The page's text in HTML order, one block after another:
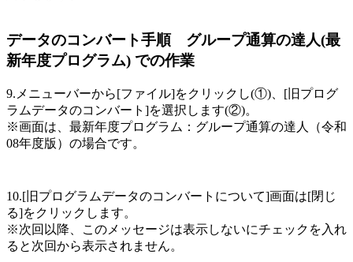
データのコンバート手順 グループ通算の達人(最
新年度プログラム) での作業
9.メニューバーから[ファイル]をクリックし(①)、[旧プログ
ラムデータのコンバート]を選択します(②)。
※画面は、最新年度プログラム：グループ通算の達人（令和
08年度版）の場合です。
10.[旧プログラムデータのコンバートについて]画面は[閉じ
る]をクリックします。
※次回以降、このメッセージは表示しないにチェックを入れ
ると次回から表示されません。